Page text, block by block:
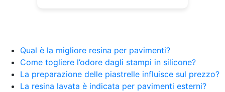
Qual è la migliore resina per pavimenti?
Come togliere l’odore dagli stampi in silicone?
La preparazione delle piastrelle influisce sul prezzo?
La resina lavata è indicata per pavimenti esterni?